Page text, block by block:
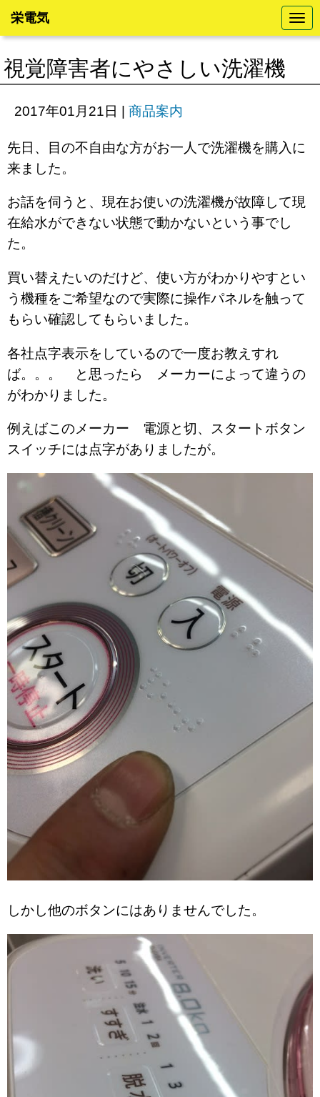
N
a
v
t
栄電気
視覚障害者にやさしい洗濯機
2017年01月21日 | 商品案内
先日、目の不自由な方がお一人で洗濯機を購入に
来ました。
お話を伺うと、現在お使いの洗濯機が故障して現
在給水ができない状態で動かないという事でし
た。
買い替えたいのだけど、使い方がわかりやすとい
う機種をご希望なので実際に操作パネルを触って
もらい確認してもらいました。
各社点字表示をしているので一度お教えすれ
ば。。。 と思ったら メーカーによって違うの
がわかりました。
例えばこのメーカー 電源と切、スタートボタン
スイッチには点字がありましたが。
しかし他のボタンにはありませんでした。